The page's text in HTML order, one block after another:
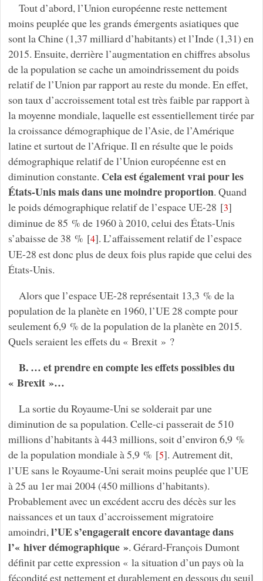
Tout d’abord, l’Union européenne reste nettement
moins peuplée que les grands émergents asiatiques que
sont la Chine (1,37 milliard d’habitants) et l’Inde (1,31) en
2015. Ensuite, derrière l’augmentation en chiffres absolus
de la population se cache un amoindrissement du poids
relatif de l’Union par rapport au reste du monde. En effet,
son taux d’accroissement total est très faible par rapport à
la moyenne mondiale, laquelle est essentiellement tirée par
la croissance démographique de l’Asie, de l’Amérique
latine et surtout de l’Afrique. Il en résulte que le poids
démographique relatif de l’Union européenne est en
diminution constante. Cela est également vrai pour les
États-Unis mais dans une moindre proportion. Quand
le poids démographique relatif de l’espace UE-28 [3]
diminue de 85 % de 1960 à 2010, celui des États-Unis
s’abaisse de 38 % [4]. L’affaissement relatif de l’espace
UE-28 est donc plus de deux fois plus rapide que celui des
États-Unis.
Alors que l’espace UE-28 représentait 13,3 % de la
population de la planète en 1960, l’UE 28 compte pour
seulement 6,9 % de la population de la planète en 2015.
Quels seraient les effets du « Brexit » ?
B. … et prendre en compte les effets possibles du
« Brexit »…
La sortie du Royaume-Uni se solderait par une
diminution de sa population. Celle-ci passerait de 510
millions d’habitants à 443 millions, soit d’environ 6,9 %
de la population mondiale à 5,9 % [5]. Autrement dit,
l’UE sans le Royaume-Uni serait moins peuplée que l’UE
à 25 au 1er mai 2004 (450 millions d’habitants).
Probablement avec un excédent accru des décès sur les
naissances et un taux d’accroissement migratoire
amoindri,l’UE s’engagerait encore davantage dans
l’« hiver démographique ». Gérard-François Dumont
définit par cette expression « la situation d’un pays où la
fécondité est nettement et durablement en dessous du seuil